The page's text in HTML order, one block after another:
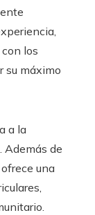
los
su máximo
a la
Además de
una